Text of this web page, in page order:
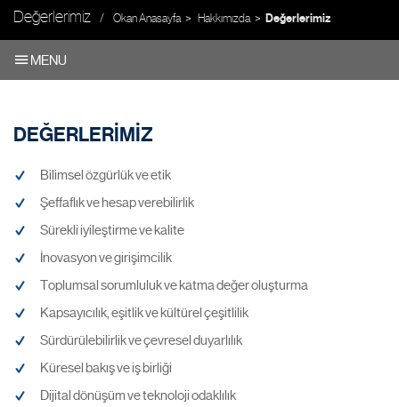
Değerlerimiz Okan Anasayfa Hakkımızda Değerlerimiz
MENU
DEĞERLERİMİZ
Bilimsel özgürlük ve etik
Şeffaflık ve hesap verebilirlik
Sürekli iyileştirme ve kalite
İnovasyon ve girişimcilik
Toplumsal sorumluluk ve katma değer oluşturma
Kapsayıcılık, eşitlik ve kültürel çeşitlilik
Sürdürülebilirlik ve çevresel duyarlılık
Küresel bakış ve iş birliği
Dijital dönüşüm ve teknoloji odaklılık